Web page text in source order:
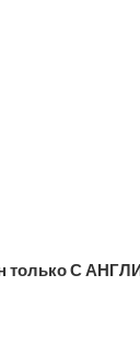
только С